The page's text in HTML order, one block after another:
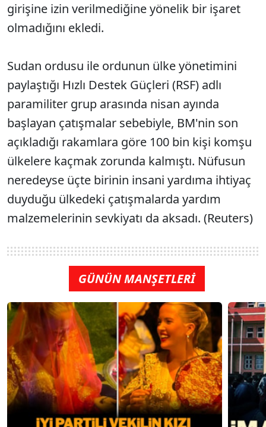
girişine izin verilmediğine yönelik bir işaret
olmadığını ekledi.
Sudan ordusu ile ordunun ülke yönetimini
paylaştığı Hızlı Destek Güçleri (RSF) adlı
paramiliter grup arasında nisan ayında
başlayan çatışmalar sebebiyle, BM'nin son
açıkladığı rakamlara göre 100 bin kişi komşu
ülkelere kaçmak zorunda kalmıştı. Nüfusun
neredeyse üçte birinin insani yardıma ihtiyaç
duyduğu ülkedeki çatışmalarda yardım
malzemelerinin sevkiyatı da aksadı. (Reuters)
GÜNÜN MANŞETLERİ